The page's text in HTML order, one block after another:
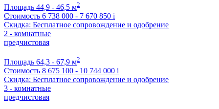
Площадь 44,9 - 46,5 м2
Стоимость 6 738 000 - 7 670 850 i
Скидка: Бесплатное сопровождение и одобрение
2 - комнатные
предчистовая
Площадь 64,3 - 67,9 м2
Стоимость 8 675 100 - 10 744 000 i
Скидка: Бесплатное сопровождение и одобрение
3 - комнатные
предчистовая